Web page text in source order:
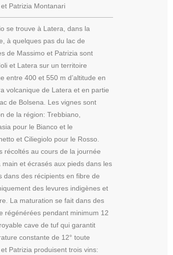
Patrizia Montanari
se trouve à Latera, dans la
à quelques pas du lac de
de Massimo et Patrizia sont
et Latera sur un territoire
entre 400 et 550 m d’altitude en
volcanique de Latera et en partie
de Bolsena. Les vignes sont
de la région: Trebbiano,
pour le Bianco et le
et Ciliegiolo pour le Rosso.
récoltés au cours de la journée
et écrasés aux pieds dans les
dans des récipients en fibre de
des levures indigènes et
La maturation se fait dans des
régénérées pendant minimum 12
cave de tuf qui garantit
constante de 12° toute
Patrizia produisent trois vins: